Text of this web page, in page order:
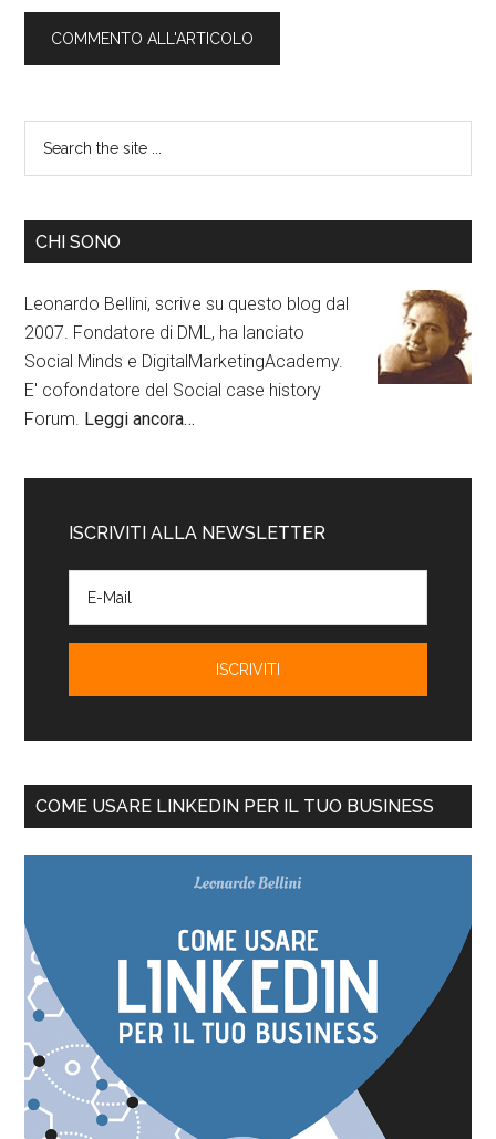
CHI SONO
Leonardo Bellini, scrive su questo blog dal
2007. Fondatore di DML, ha lanciato
Social Minds e DigitalMarketingAcademy.
E' cofondatore del Social case history
Forum. Leggi ancora…
ISCRIVITI ALLA NEWSLETTER
COME USARE LINKEDIN PER IL TUO BUSINESS